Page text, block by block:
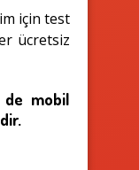
için test
ücretsiz
de mobil